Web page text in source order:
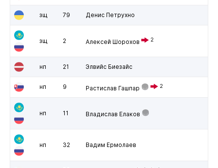
зщ 79 Денис Петрухно
зщ 2 Алексей Шорохов 2
нп 21 Элвийс Биезайс
нп 9 Растислав Гашпар 2
нп 11 Владислав Елаков
нп 32 Вадим Ермолаев